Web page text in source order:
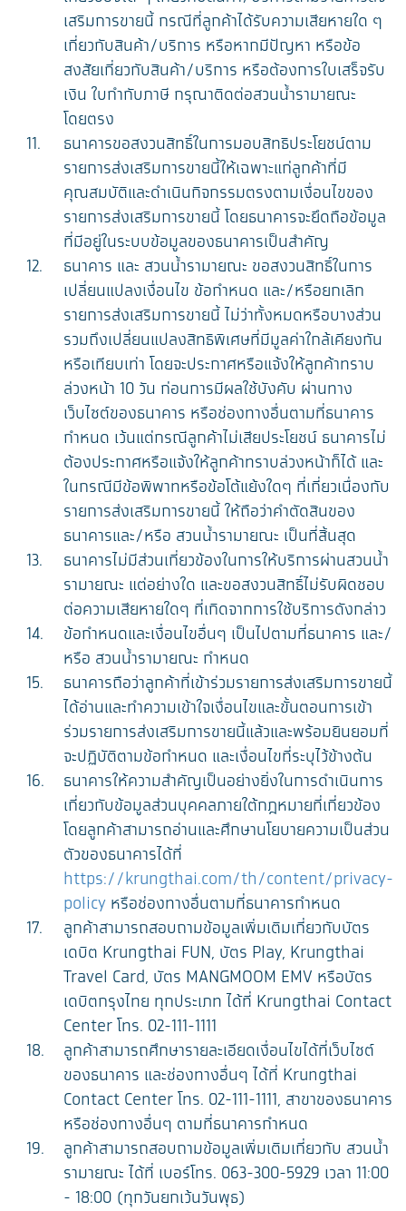
เสริมการขายนี้ กรณีที่ลูกค้าได้รับความเสียหายใด ๆ
เกี่ยวกับสินค้า/บริการ หรือหากมีปัญหา หรือข้อ
สงสัยเกี่ยวกับสินค้า/บริการ หรือต้องการใบเสร็จรับ
เงิน ใบกำกับภาษี กรุณาติดต่อสวนน้ำรามายณะ
โดยตรง
ธนาคารขอสงวนสิทธิ์ในการมอบสิทธิประโยชน์ตาม
รายการส่งเสริมการขายนี้ให้เฉพาะแก่ลูกค้าที่มี
คุณสมบัติและดำเนินกิจกรรมตรงตามเงื่อนไขของ
รายการส่งเสริมการขายนี้ โดยธนาคารจะยึดถือข้อมูล
ที่มีอยู่ในระบบข้อมูลของธนาคารเป็นสำคัญ
ธนาคาร และ สวนน้ำรามายณะ ขอสงวนสิทธิ์ในการ
เปลี่ยนแปลงเงื่อนไข ข้อกำหนด และ/หรือยกเลิก
รายการส่งเสริมการขายนี้ ไม่ว่าทั้งหมดหรือบางส่วน
รวมถึงเปลี่ยนแปลงสิทธิพิเศษที่มีมูลค่าใกล้เคียงกัน
หรือเทียบเท่า โดยจะประกาศหรือแจ้งให้ลูกค้าทราบ
ล่วงหน้า 10 วัน ก่อนการมีผลใช้บังคับ ผ่านทาง
เว็บไซต์ของธนาคาร หรือช่องทางอื่นตามที่ธนาคาร
กำหนด เว้นแต่กรณีลูกค้าไม่เสียประโยชน์ ธนาคารไม่
ต้องประกาศหรือแจ้งให้ลูกค้าทราบล่วงหน้าก็ได้ และ
ในกรณีมีข้อพิพาทหรือข้อโต้แย้งใดๆ ที่เกี่ยวเนื่องกับ
รายการส่งเสริมการขายนี้ ให้ถือว่าคำตัดสินของ
ธนาคารและ/หรือ สวนน้ำรามายณะ เป็นที่สิ้นสุด
ธนาคารไม่มีส่วนเกี่ยวข้องในการให้บริการผ่านสวนน้ำ
รามายณะ แต่อย่างใด และขอสงวนสิทธิ์ไม่รับผิดชอบ
ต่อความเสียหายใดๆ ที่เกิดจากการใช้บริการดังกล่าว
ข้อกำหนดและเงื่อนไขอื่นๆ เป็นไปตามที่ธนาคาร และ/
หรือ สวนน้ำรามายณะ กำหนด
ธนาคารถือว่าลูกค้าที่เข้าร่วมรายการส่งเสริมการขายนี้
ได้อ่านและทำความเข้าใจเงื่อนไขและขั้นตอนการเข้า
ร่วมรายการส่งเสริมการขายนี้แล้วและพร้อมยินยอมที่
จะปฏิบัติตามข้อกำหนด และเงื่อนไขที่ระบุไว้ข้างต้น
ธนาคารให้ความสำคัญเป็นอย่างยิ่งในการดำเนินการ
เกี่ยวกับข้อมูลส่วนบุคคลภายใต้กฎหมายที่เกี่ยวข้อง
โดยลูกค้าสามารถอ่านและศึกษานโยบายความเป็นส่วน
ตัวของธนาคารได้ที่
https://krungthai.com/th/content/privacy-
policyหรือช่องทางอื่นตามที่ธนาคารกำหนด
ลูกค้าสามารถสอบถามข้อมูลเพิ่มเติมเกี่ยวกับบัตร
เดบิต Krungthai FUN, บัตร Play, Krungthai
Travel Card, บัตร MANGMOOM EMV หรือบัตร
เดบิตกรุงไทย ทุกประเภท ได้ที่ Krungthai Contact
Center โทร. 02-111-1111
ลูกค้าสามารถศึกษารายละเอียดเงื่อนไขได้ที่เว็บไซต์
ของธนาคาร และช่องทางอื่นๆ ได้ที่ Krungthai
Contact Center โทร. 02-111-1111, สาขาของธนาคาร
หรือช่องทางอื่นๆ ตามที่ธนาคารกำหนด
ลูกค้าสามารถสอบถามข้อมูลเพิ่มเติมเกี่ยวกับ สวนน้ำ
รามายณะ ได้ที่ เบอร์โทร. 063-300-5929 เวลา 11:00
- 18:00 (ทุกวันยกเว้นวันพุธ)